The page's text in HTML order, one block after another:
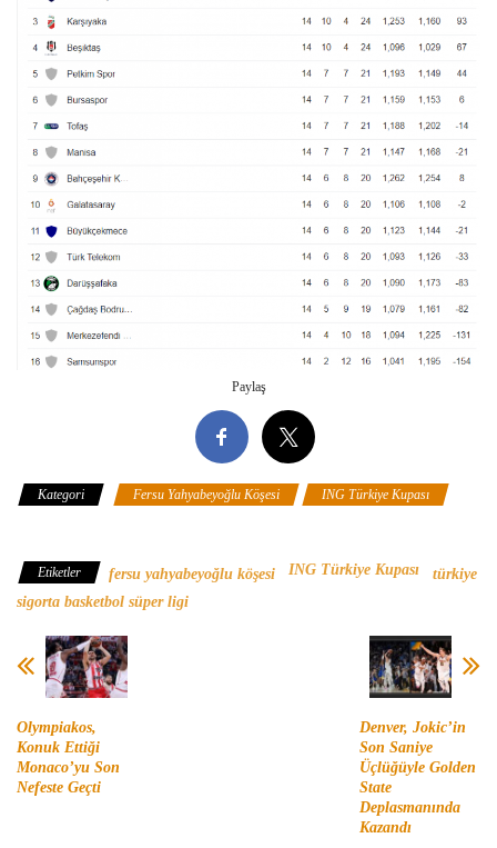
Paylaş
Kategori Fersu Yahyabeyoğlu Köşesi
ING Türkiye Kupası
Etiketler fersu yahyabeyoğlu köşesi ING Türkiye Kupası
türkiye
sigorta basketbol süper ligi
Olympiakos,
Konuk Ettiği
Monaco’yu Son
Nefeste Geçti
Denver, Jokic’in
Son Saniye
Üçlüğüyle Golden
State
Deplasmanında
Kazandı